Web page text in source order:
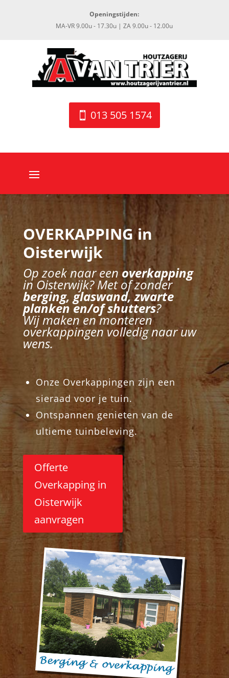
Openingstijden:
MA-VR 9.00u - 17.30u | ZA 9.00u - 12.00u
013 505 1574
OVERKAPPING in
Oisterwijk
Op zoek naar een overkapping
in Oisterwijk? Met of zonder
berging, glaswand, zwarte
planken en/of shutters?
Wij maken en monteren
overkappingen volledig naar uw
wens.
Onze Overkappingen zijn een
sieraad voor je tuin.
Ontspannen genieten van de
ultieme tuinbeleving.
Offerte
Overkapping in
Oisterwijk
aanvragen